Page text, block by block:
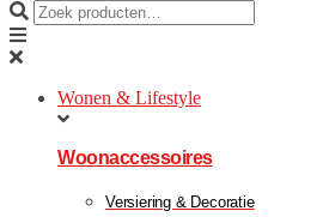
Wonen & Lifestyle
Woonaccessoires
Versiering & Decoratie